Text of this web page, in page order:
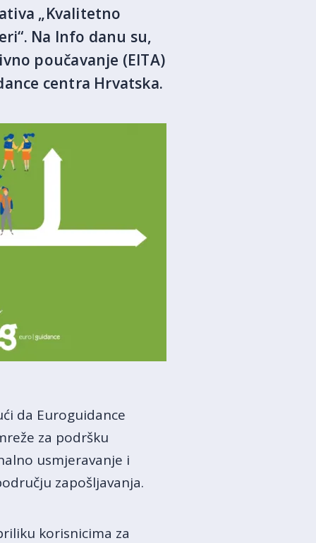
„Kvalitetno
Na Info danu su,
poučavanje (EITA)
centra Hrvatska.
da Euroguidance
za podršku
usmjeravanje i
zapošljavanja.
korisnicima za